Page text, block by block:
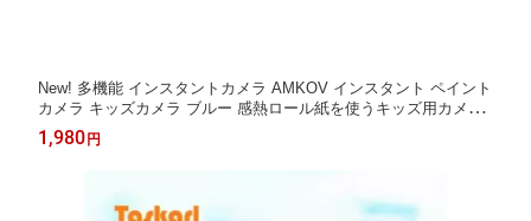
New! 多機能 インスタントカメラ AMKOV インスタント ペイント
カメラ キッズカメラ ブルー 感熱ロール紙を使うキッズ用カメラ
explore（エクスプローラ）
1,980円